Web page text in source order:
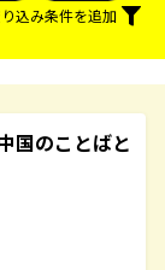
込み条件を追加
国のことばと